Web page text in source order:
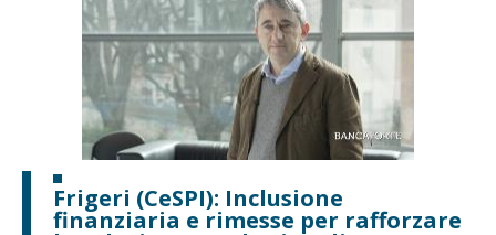
Frigeri (CeSPI): Inclusione
finanziaria e rimesse per rafforzare